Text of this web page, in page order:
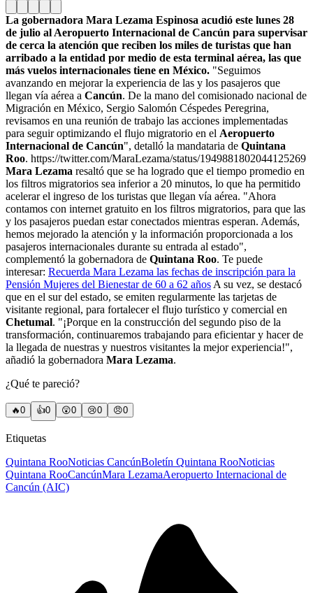
La gobernadora Mara Lezama Espinosa acudió este lunes 28
de julio al Aeropuerto Internacional de Cancún para supervisar
de cerca la atención que reciben los miles de turistas que han
arribado a la entidad por medio de esta terminal aérea, las que
más vuelos internacionales tiene en México. "Seguimos
avanzando en mejorar la experiencia de las y los pasajeros que
llegan vía aérea a Cancún. De la mano del comisionado nacional de
Migración en México, Sergio Salomón Céspedes Peregrina,
revisamos en una reunión de trabajo las acciones implementadas
para seguir optimizando el flujo migratorio en el Aeropuerto
Internacional de Cancún", detalló la mandataria de Quintana
Roo. https://twitter.com/MaraLezama/status/1949881802044125269
Mara Lezama resaltó que se ha logrado que el tiempo promedio en
los filtros migratorios sea inferior a 20 minutos, lo que ha permitido
acelerar el ingreso de los turistas que llegan vía aérea. "Ahora
contamos con internet gratuito en los filtros migratorios, para que las
y los pasajeros puedan estar conectados mientras esperan. Además,
hemos mejorado la atención y la información proporcionada a los
pasajeros internacionales durante su entrada al estado",
complementó la gobernadora de Quintana Roo. Te puede
interesar: Recuerda Mara Lezama las fechas de inscripción para la
Pensión Mujeres del Bienestar de 60 a 62 años A su vez, se destacó
que en el sur del estado, se emiten regularmente las tarjetas de
visitante regional, para fortalecer el flujo turístico y comercial en
Chetumal. "¡Porque en la construcción del segundo piso de la
transformación, continuaremos trabajando para eficientar y hacer de
la llegada de nuestras y nuestros visitantes la mejor experiencia!",
añadió la gobernadora Mara Lezama.
¿Qué te pareció?
🔥0 👍0 😲0 😢0 😠0
Etiquetas
Quintana RooNoticias CancúnBoletín Quintana RooNoticias
Quintana RooCancúnMara LezamaAeropuerto Internacional de
Cancún (AIC)